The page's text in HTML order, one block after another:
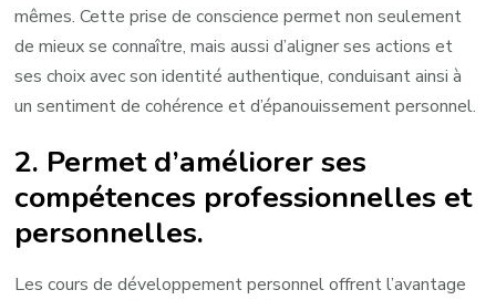
mêmes. Cette prise de conscience permet non seulement
de mieux se connaître, mais aussi d’aligner ses actions et
ses choix avec son identité authentique, conduisant ainsi à
un sentiment de cohérence et d’épanouissement personnel.
2. Permet d’améliorer ses
compétences professionnelles et
personnelles.
Les cours de développement personnel offrent l’avantage